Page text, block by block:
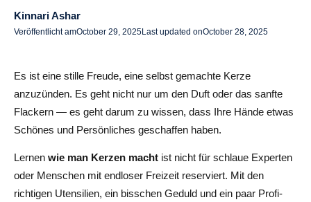
Schritt 3: Schmelzen Sie das Wachs
Schritt 5: Duft und Farbe hinzufügen
Schritt 6: Gießen Sie das Wachs
Schichten, Einbettungen und Marmorierung
Kinnari Ashar
Veröffentlicht amOctober 29, 2025Last updated onOctober 28, 2025
Es ist eine stille Freude, eine selbst gemachte Kerze
anzuzünden. Es geht nicht nur um den Duft oder das sanfte
Flackern — es geht darum zu wissen, dass Ihre Hände etwas
Schönes und Persönliches geschaffen haben.
Lernen wie man Kerzen macht ist nicht für schlaue Experten
oder Menschen mit endloser Freizeit reserviert. Mit den
richtigen Utensilien, ein bisschen Geduld und ein paar Profi-